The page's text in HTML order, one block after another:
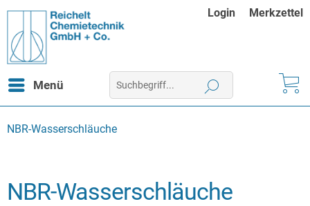
Login Merkzettel
Menü
NBR-Wasserschläuche
NBR-Wasserschläuche